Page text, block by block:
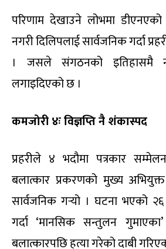
परिणाम देखाउने लोभमा
नगरी दिलिपलाई सार्वजनिक गर्दा
। जसले संगठनको इतिहासमै
लगाइदिएको छ ।
कमजोरी ४ः विज्ञप्ति नै शंकास्पद
प्रहरीले ४ भदौमा पत्रकार
बलात्कार प्रकरणको मुख्य अभियुक्त
सार्वजनिक गर्‍यो । घटना भएको
गर्दा ‘मानसिक सन्तुलन गुमाएका’
बलात्कारपछि हत्या गरेको दाबी